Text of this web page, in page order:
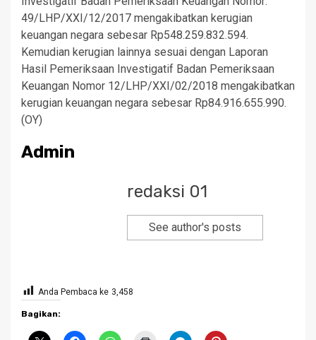
49/LHP/XXI/12/2017 mengakibatkan kerugian
keuangan negara sebesar Rp548.259.832.594.
Kemudian kerugian lainnya sesuai dengan Laporan
Hasil Pemeriksaan Investigatif Badan Pemeriksaan
Keuangan Nomor 12/LHP/XXI/02/2018 mengakibatkan
kerugian keuangan negara sebesar Rp84.916.655.990.
(OY)
Admin
redaksi 01
See author's posts
Anda Pembaca ke 3,458
Bagikan: